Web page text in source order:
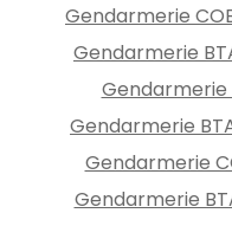
Gendarmerie
Gendarmerie
Gendarmerie
Gendarmerie
Gendarmerie
Gendarmerie